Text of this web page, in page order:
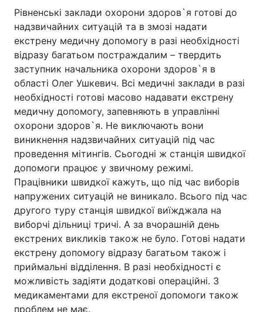
Головна Війна
Україна Політика
Економіка Світ
Спорт Наука
Техно і зв'язок
Рівненські заклади охорони здоров`я готові до
надзвичайних ситуацій та в змозі надати
екстрену медичну допомогу в разі необхідності
відразу багатьом постраждалим – твердить
заступник начальника охорони здоров`я в
області Олег Ушкевич. Всі медичні заклади в разі
необхідності готові масово надавати екстрену
медичну допомогу, запевняють в управлінні
охорони здоров`я. Не виключають вони
виникнення надзвичайних ситуацій під час
проведення мітингів. Сьогодні ж станція швидкої
допомоги працює у звичному режимі.
Працівники швидкої кажуть, що під час виборів
напружених ситуацій не виникало. Всього під час
другого туру станція швидкої виїжджала на
виборчі дільниці тричі. А за вчорашній день
екстрених викликів також не було. Готові надати
екстрену допомогу відразу багатьом також і
приймальні відділення. В разі необхідності є
можливість задіяти додаткові операційні. З
медикаментами для екстреної допомоги також
проблем не має.